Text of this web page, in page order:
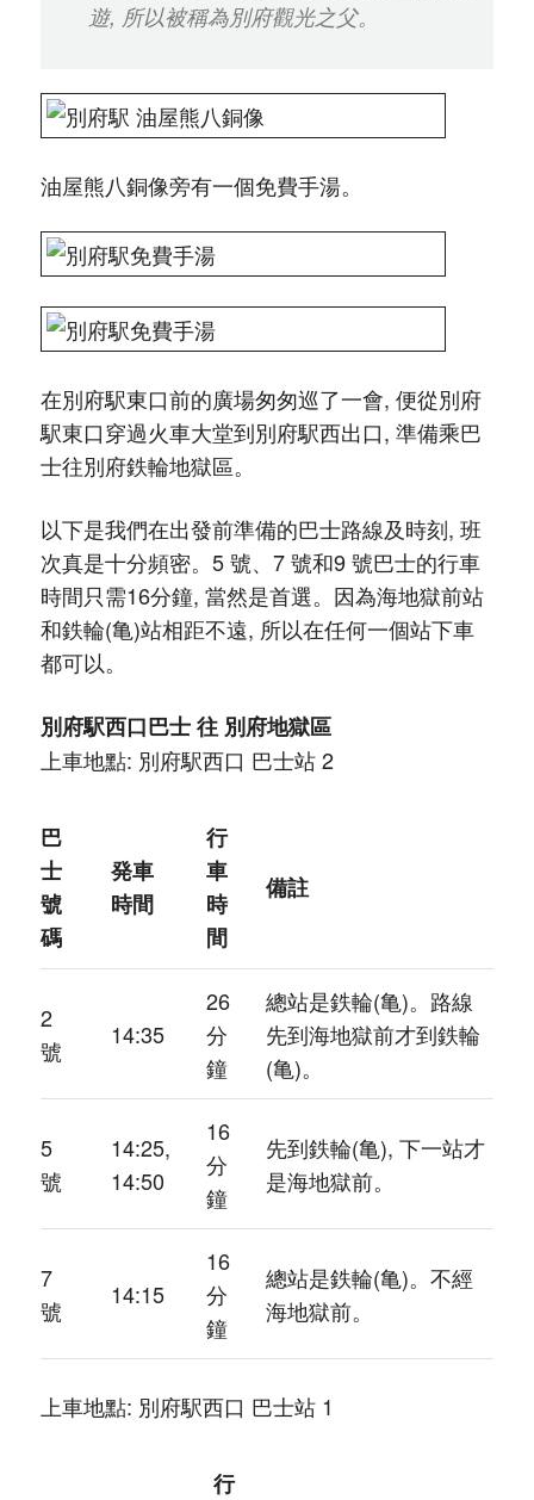
遊, 所以被稱為別府觀光之父。
油屋熊八銅像旁有一個免費手湯。
在別府駅東口前的廣場匆匆巡了一會, 便從別府
駅東口穿過火車大堂到別府駅西出口, 準備乘巴
士往別府鉄輪地獄區。
以下是我們在出發前準備的巴士路線及時刻, 班
次真是十分頻密。5 號、7 號和9 號巴士的行車
時間只需16分鐘, 當然是首選。因為海地獄前站
和鉄輪(亀)站相距不遠, 所以在任何一個站下車
都可以。
別府駅西口巴士 往 別府地獄區
上車地點: 別府駅西口 巴士站 2
巴
士
號
碼
発車
時間
行
車
時
間
備註
2
號
14:35
26
分
鐘
總站是鉄輪(亀)。路線
先到海地獄前才到鉄輪
(亀)。
5
號
14:25,
14:50
16
分
鐘
先到鉄輪(亀), 下一站才
是海地獄前。
7
號
14:15
16
分
鐘
總站是鉄輪(亀)。不經
海地獄前。
上車地點: 別府駅西口 巴士站 1
行